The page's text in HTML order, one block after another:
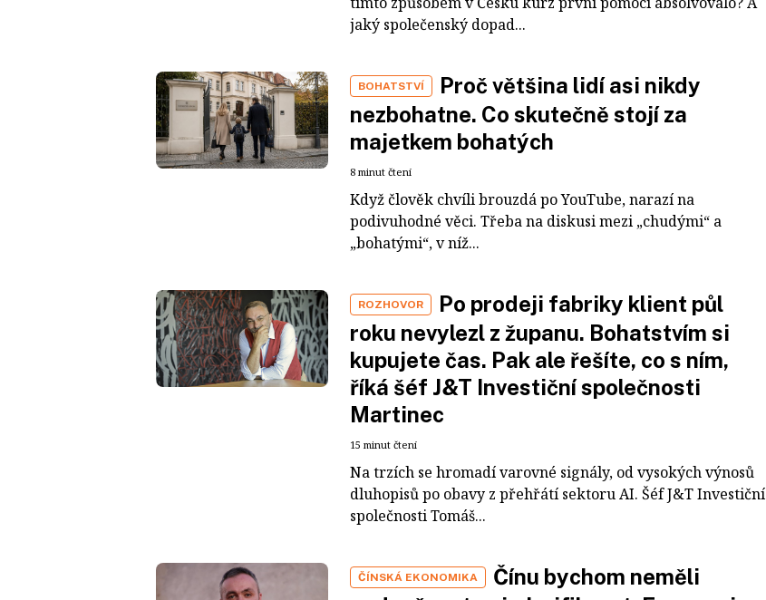
jaký společenský dopad...
BOHATSTVÍ
Proč většina lidí asi nikdy
nezbohatne. Co skutečně stojí za
majetkem bohatých
8 minut čtení
Když člověk chvíli brouzdá po YouTube, narazí na
podivuhodné věci. Třeba na diskusi mezi „chudými“ a
„bohatými“, v níž...
ROZHOVOR
Po prodeji fabriky klient půl
roku nevylezl z županu. Bohatstvím si
kupujete čas. Pak ale řešíte, co s ním,
říká šéf J&T Investiční společnosti
Martinec
15 minut čtení
Na trzích se hromadí varovné signály, od vysokých výnosů
dluhopisů po obavy z přehřátí sektoru AI. Šéf J&T Investiční
společnosti Tomáš...
ČÍNSKÁ EKONOMIKA
Čínu bychom neměli